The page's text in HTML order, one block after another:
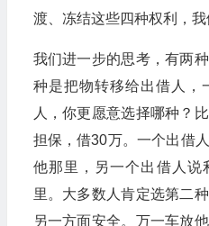
渡、冻结这些四种权利，我
我们进一步的思考，有两
种是把物转移给出借人，
人，你更愿意选择哪种？
担保，借30万。一个出借
他那里，另一个出借人说
里。大多数人肯定选第二
另一方面安全。万一车放